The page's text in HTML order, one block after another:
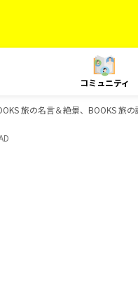
コミュニティ
旅の名言＆絶景、BOOKS 旅